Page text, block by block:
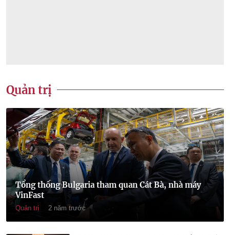
Quản trị
Tổng thống Bulgaria tham quan Cát Bà, nhà máy
VinFast
Quản trị 2 năm trước